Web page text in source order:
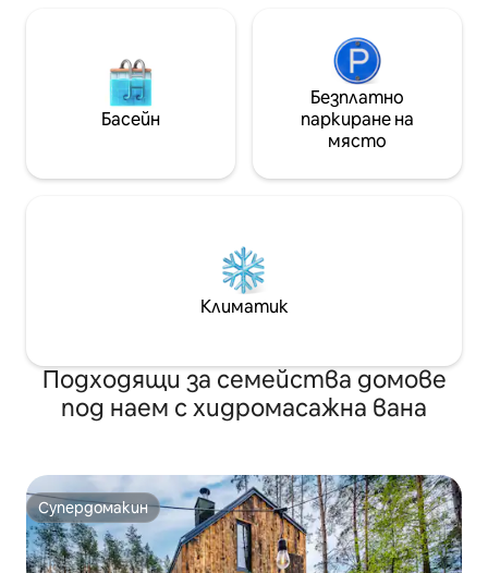
Басейн
Безплатно
паркиране на
място
Климатик
Подходящи за семейства домове
под наем с хидромасажна вана
Супердомакин
Супердомакин